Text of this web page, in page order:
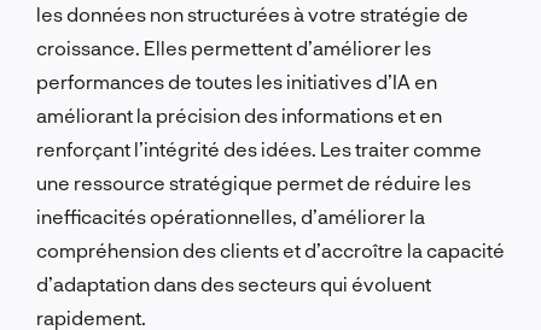
les données non structurées à votre stratégie de
croissance. Elles permettent d’améliorer les
performances de toutes les initiatives d’IA en
améliorant la précision des informations et en
renforçant l’intégrité des idées. Les traiter comme
une ressource stratégique permet de réduire les
inefficacités opérationnelles, d’améliorer la
compréhension des clients et d’accroître la capacité
d’adaptation dans des secteurs qui évoluent
rapidement.